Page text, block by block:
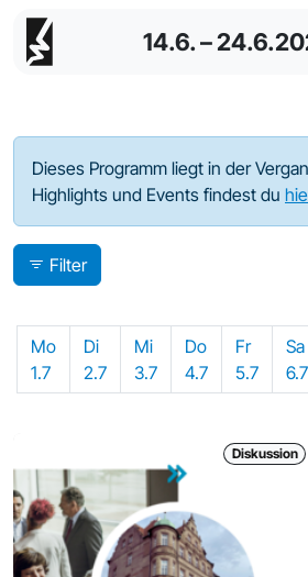
14.6. –
Programm - 2024
Dieses Programm liegt in der
Highlights und Events findest du
Filter
Mo
1.7
Di
2.7
Mi
3.7
Do
4.7
Fr
5.7
Sa
6.7
Diskussion